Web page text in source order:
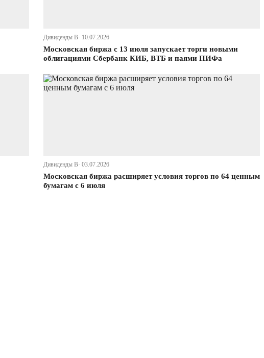
Дивиденды В· 10.07.2026
Московская биржа с 13 июля запускает торги новыми
облигациями Сбербанк КИБ, ВТБ и паями ПИФа
Дивиденды В· 03.07.2026
Московская биржа расширяет условия торгов по 64 ценным
бумагам с 6 июля